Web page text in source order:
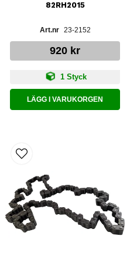
82RH2015
23-2152
920 kr
1 Styck
LÄGG I VARUKORGEN